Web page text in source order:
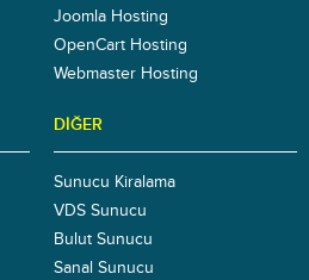
Joomla Hosting
OpenCart Hosting
Webmaster Hosting
DIĞER
Sunucu Kiralama
VDS Sunucu
Bulut Sunucu
Sanal Sunucu